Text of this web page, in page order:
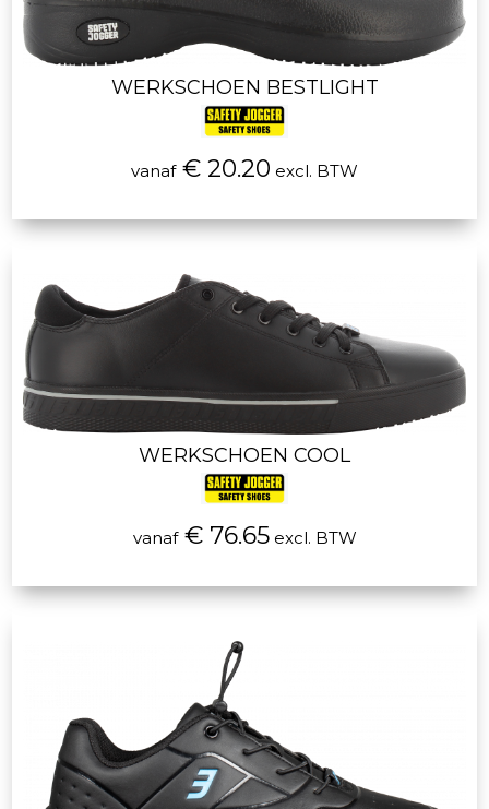
WERKSCHOEN BESTLIGHT
vanaf€ 20.20 excl. BTW
WERKSCHOEN COOL
vanaf€ 76.65excl. BTW